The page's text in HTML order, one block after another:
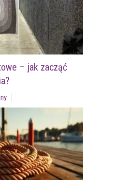
– jak zacząć